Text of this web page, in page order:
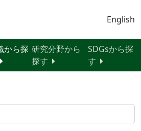
English
から探 研究分野から
探す
SDGsから探
す